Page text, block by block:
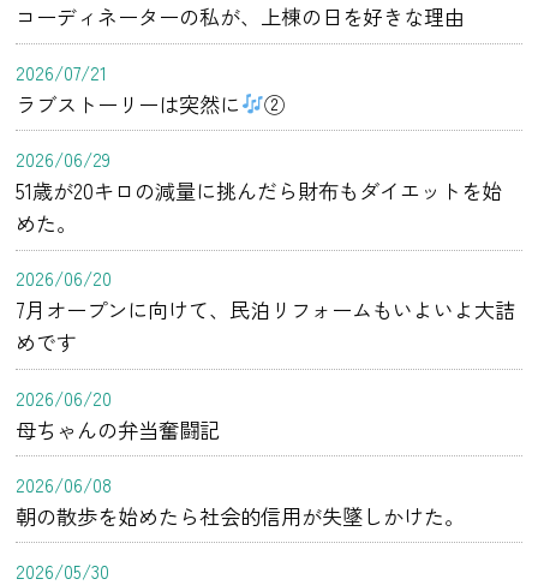
コーディネーターの私が、上棟の日を好きな理由
2026/07/21
ラブストーリーは突然に ②
2026/06/29
51歳が20キロの減量に挑んだら財布もダイエットを始
めた。
2026/06/20
7月オープンに向けて、民泊リフォームもいよいよ大詰
めです
2026/06/20
母ちゃんの弁当奮闘記
2026/06/08
朝の散歩を始めたら社会的信用が失墜しかけた。
2026/05/30